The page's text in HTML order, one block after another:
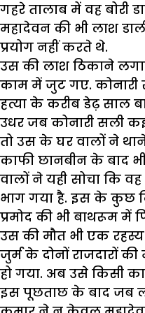
गहरे तालाब में वह बोरी
महादेवन की भी लाश
प्रयोग नहीं करते थे.
उस की लाश ठिकाने
काम में जुट गए. कोनारी
हत्या के करीब डेढ़ साल
उधर जब कोनारी सली कई
तो उस के घर वालों ने
काफी छानबीन के बाद
वालों ने यही सोचा कि
भाग गया है. इस के कुछ
प्रमोद की भी बाथरूम में
उस की मौत भी एक
जुर्म के दोनों राजदारों
हो गया. अब उसे किसी का
इस पूछताछ के बाद जब